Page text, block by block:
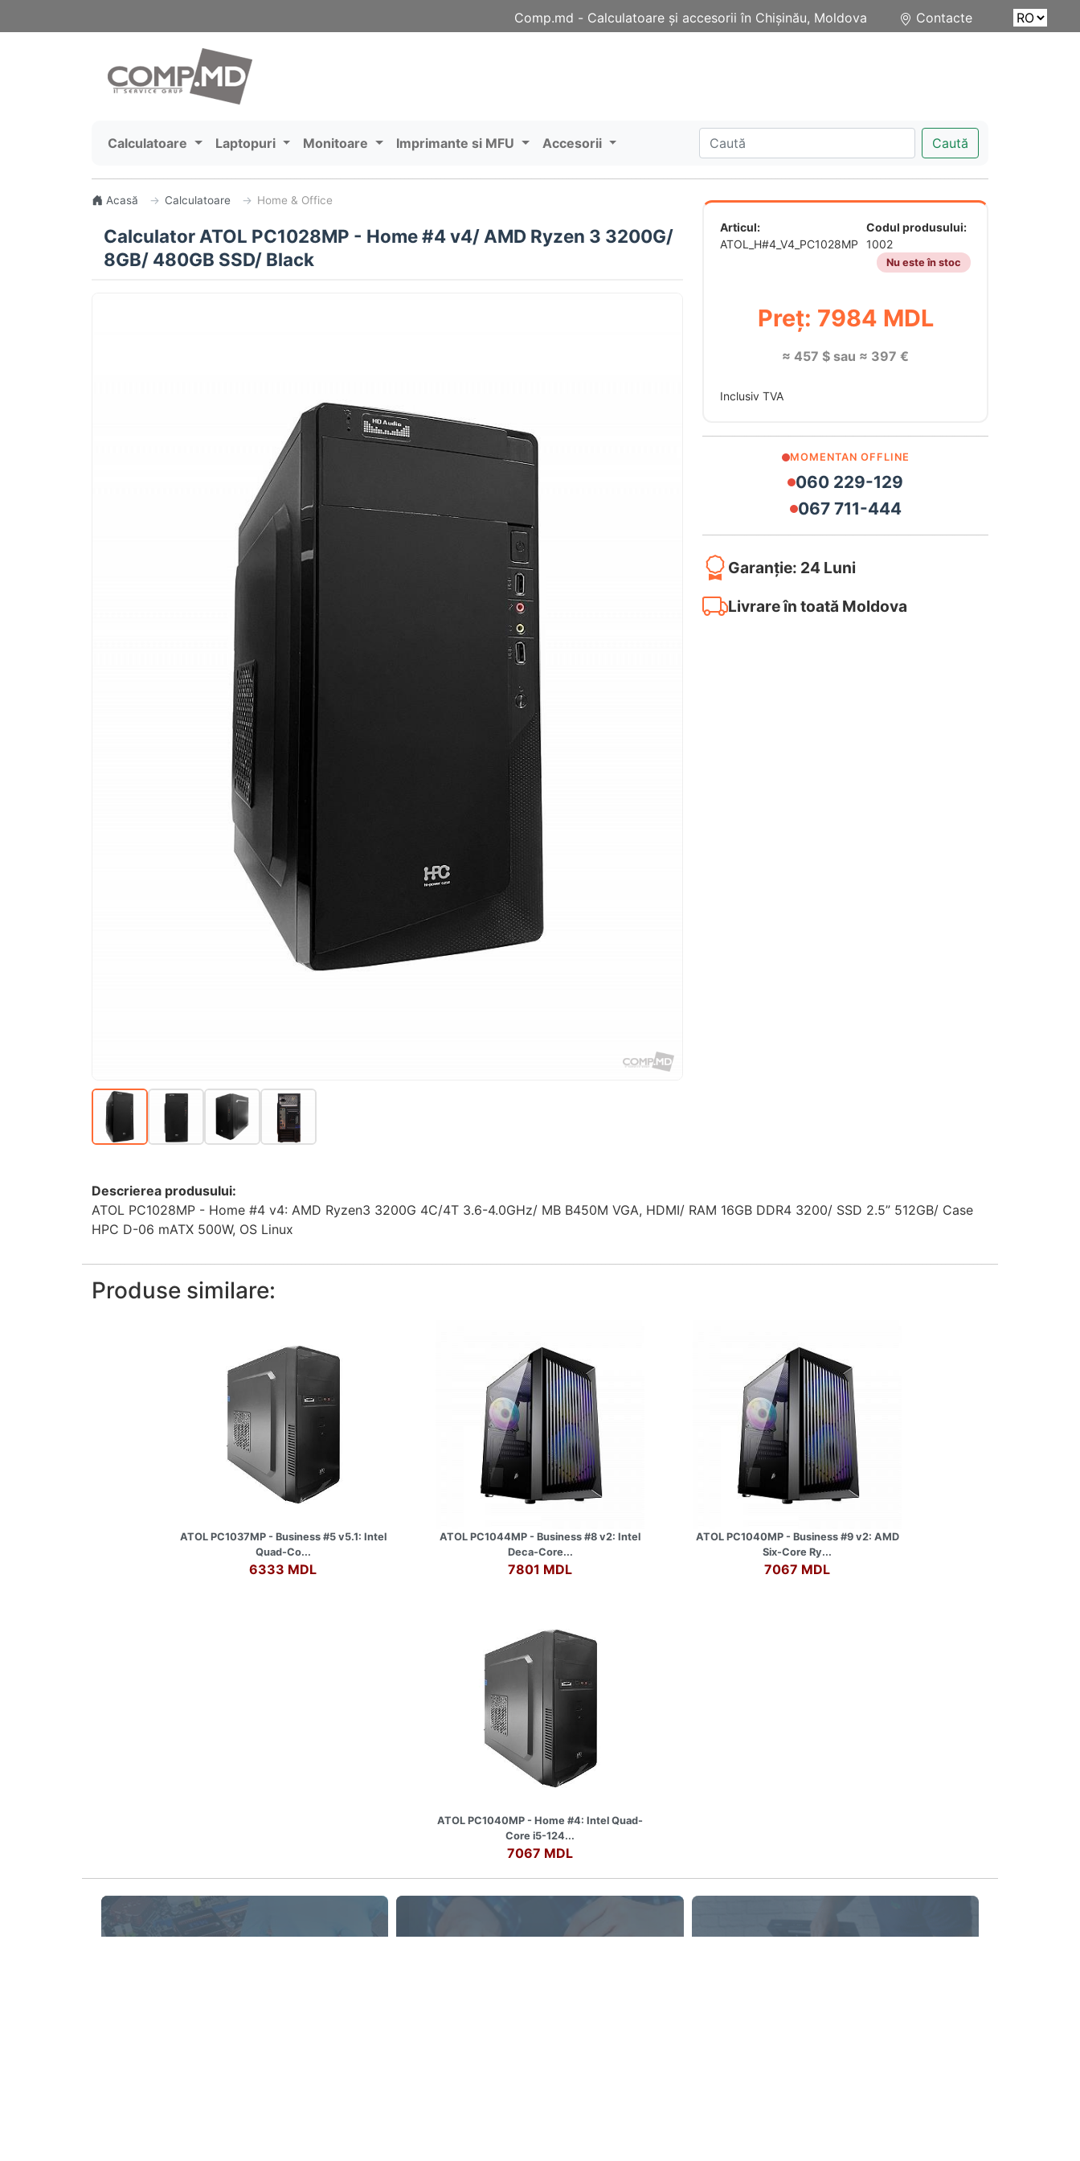
Contacte
Comp.md - Сalculatoare și accesorii în Chișinău, Moldova
Calculatoare Laptopuri Monitoare Imprimante si MFU Accesorii Caută
Acasă Calculatoare Home & Office
Calculator ATOL PC1028MP - Home #4 v4/ AMD Ryzen 3 3200G/
8GB/ 480GB SSD/ Black
Articul:
ATOL_H#4_V4_PC1028MP
Codul produsului:
1002
Nu este în stoc
Preț: 7984 MDL
≈ 457 $ sau ≈ 397 €
Inclusiv TVA
MOMENTAN OFFLINE
060 229-129
067 711-444
Garanție: 24 Luni
Livrare în toată Moldova
Descrierea produsului:
ATOL PC1028MP - Home #4 v4: AMD Ryzen3 3200G 4C/4T 3.6-4.0GHz/ MB B450M VGA, HDMI/ RAM 16GB DDR4 3200/ SSD 2.5” 512GB/ Case
HPC D-06 mATX 500W, OS Linux
Produse similare:
ATOL PC1037MP - Business #5 v5.1: Intel
Quad-Co...
6333 MDL
ATOL PC1044MP - Business #8 v2: Intel
Deca-Core...
7801 MDL
ATOL PC1040MP - Business #9 v2: AMD
Six-Core Ry...
7067 MDL
ATOL PC1040MP - Home #4: Intel Quad-
Core i5-124...
7067 MDL